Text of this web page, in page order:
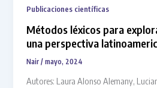
Publicaciones científicas
Métodos léxicos para
una perspectiva
Nair/mayo, 2024
Autores: Laura Alonso Alemany,